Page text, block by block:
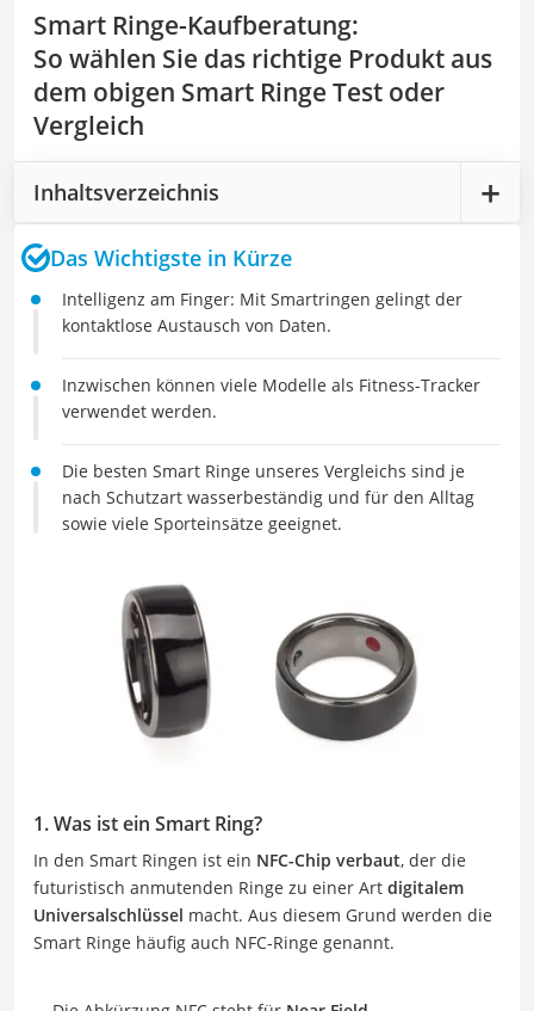
Smart Ringe-Kaufberatung:
So wählen Sie das richtige Produkt aus
dem obigen Smart Ringe Test oder
Vergleich
Inhaltsverzeichnis
Das Wichtigste in Kürze
Intelligenz am Finger: Mit Smartringen gelingt der
kontaktlose Austausch von Daten.
Inzwischen können viele Modelle als Fitness-Tracker
verwendet werden.
Die besten Smart Ringe unseres Vergleichs sind je
nach Schutzart wasserbeständig und für den Alltag
sowie viele Sporteinsätze geeignet.
1. Was ist ein Smart Ring?
In den Smart Ringen ist ein NFC-Chip verbaut, der die
futuristisch anmutenden Ringe zu einer Art digitalem
Universalschlüssel macht. Aus diesem Grund werden die
Smart Ringe häufig auch NFC-Ringe genannt.